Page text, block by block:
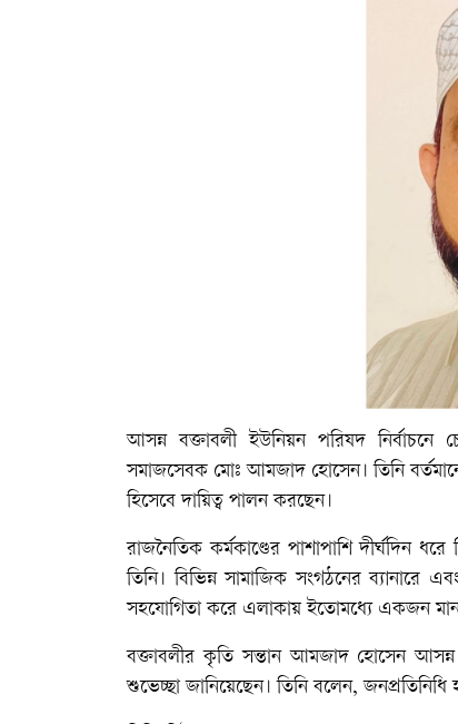
আসন্ন বক্তাবলী ইউনিয়ন পরিষদ নির্বাচনে
সমাজসেবক মোঃ আমজাদ হোসেন। তিনি
হিসেবে দায়িত্ব পালন করছেন।
রাজনৈতিক কর্মকাণ্ডের পাশাপাশি দীর্ঘদিন
তিনি। বিভিন্ন সামাজিক সংগঠনের ব্যানারে
সহযোগিতা করে এলাকায় ইতোমধ্যে একজন
বক্তাবলীর কৃতি সন্তান আমজাদ হোসেন আসন্ন
শুভেচ্ছা জানিয়েছেন। তিনি বলেন,